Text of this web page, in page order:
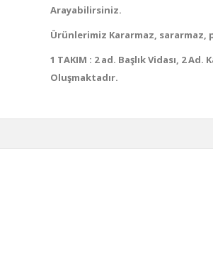
Arayabilirsiniz.
Ürünlerimiz Kararmaz, sararmaz,
1 TAKIM : 2 ad. Başlık Vidası, 2
Oluşmaktadır.